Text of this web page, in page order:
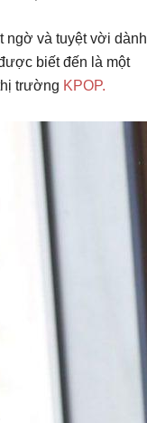
ngờ và tuyệt vời dành
biết đến là một
trường KPOP.